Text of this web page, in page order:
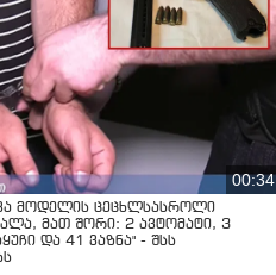
00:34
მოდელის ცეცხლსასროლი
მათ შორი: 2 ავტომატი, 3
და 41 ვაზნა" - შსს